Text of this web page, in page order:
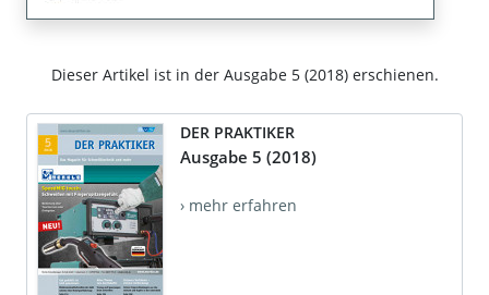
Dieser Artikel ist in der Ausgabe 5 (2018) erschienen.
DER PRAKTIKER
Ausgabe 5 (2018)
› mehr erfahren